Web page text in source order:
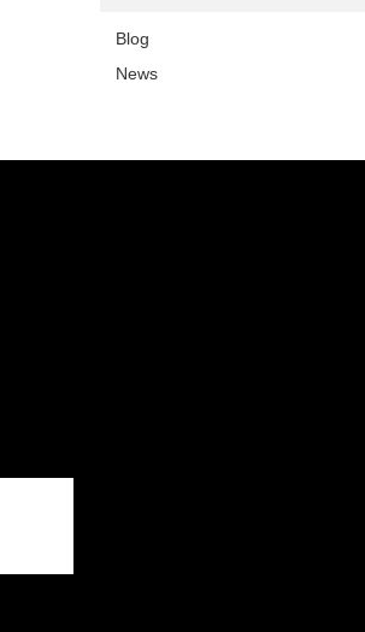
Blog
News